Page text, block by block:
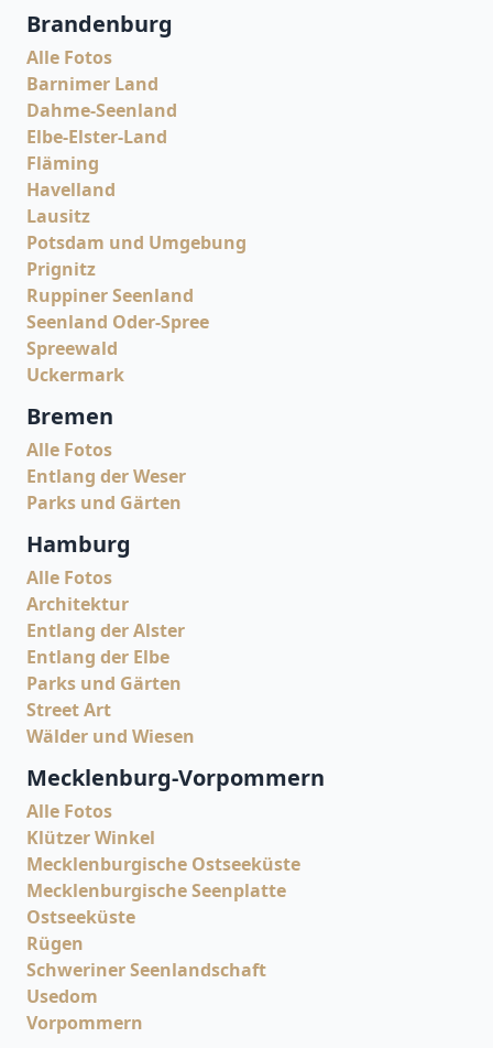
Brandenburg
Alle Fotos
Barnimer Land
Dahme-Seenland
Elbe-Elster-Land
Fläming
Havelland
Lausitz
Potsdam und Umgebung
Prignitz
Ruppiner Seenland
Seenland Oder-Spree
Spreewald
Uckermark
Bremen
Alle Fotos
Entlang der Weser
Parks und Gärten
Hamburg
Alle Fotos
Architektur
Entlang der Alster
Entlang der Elbe
Parks und Gärten
Street Art
Wälder und Wiesen
Mecklenburg-Vorpommern
Alle Fotos
Klützer Winkel
Mecklenburgische Ostseeküste
Mecklenburgische Seenplatte
Ostseeküste
Rügen
Schweriner Seenlandschaft
Usedom
Vorpommern